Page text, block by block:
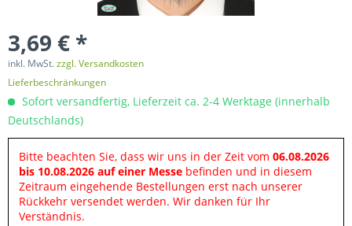
3,69 € *
inkl. MwSt.zzgl. Versandkosten
Lieferbeschränkungen
Sofort versandfertig, Lieferzeit ca. 2-4 Werktage (innerhalb
Deutschlands)
Bitte beachten Sie, dass wir uns in der Zeit vom 06.08.2026
bis 10.08.2026 auf einer Messe befinden und in diesem
Zeitraum eingehende Bestellungen erst nach unserer
Rückkehr versendet werden. Wir danken für Ihr
Verständnis.